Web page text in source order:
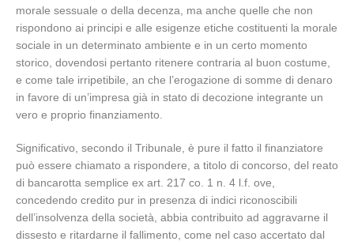
morale sessuale o della decenza, ma anche quelle che non
rispondono ai principi e alle esigenze etiche costituenti la morale
sociale in un determinato ambiente e in un certo momento
storico, dovendosi pertanto ritenere contraria al buon costume,
e come tale irripetibile, an che l’erogazione di somme di denaro
in favore di un’impresa già in stato di decozione integrante un
vero e proprio finanziamento.
Significativo, secondo il Tribunale, è pure il fatto il finanziatore
può essere chiamato a rispondere, a titolo di concorso, del reato
di bancarotta semplice ex art. 217 co. 1 n. 4 l.f. ove,
concedendo credito pur in presenza di indici riconoscibili
dell’insolvenza della società, abbia contribuito ad aggravarne il
dissesto e ritardarne il fallimento, come nel caso accertato dal